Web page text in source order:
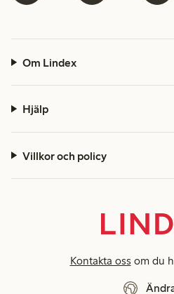
Om Lindex
Hjälp
Villkor och policy
Kontakta oss om du